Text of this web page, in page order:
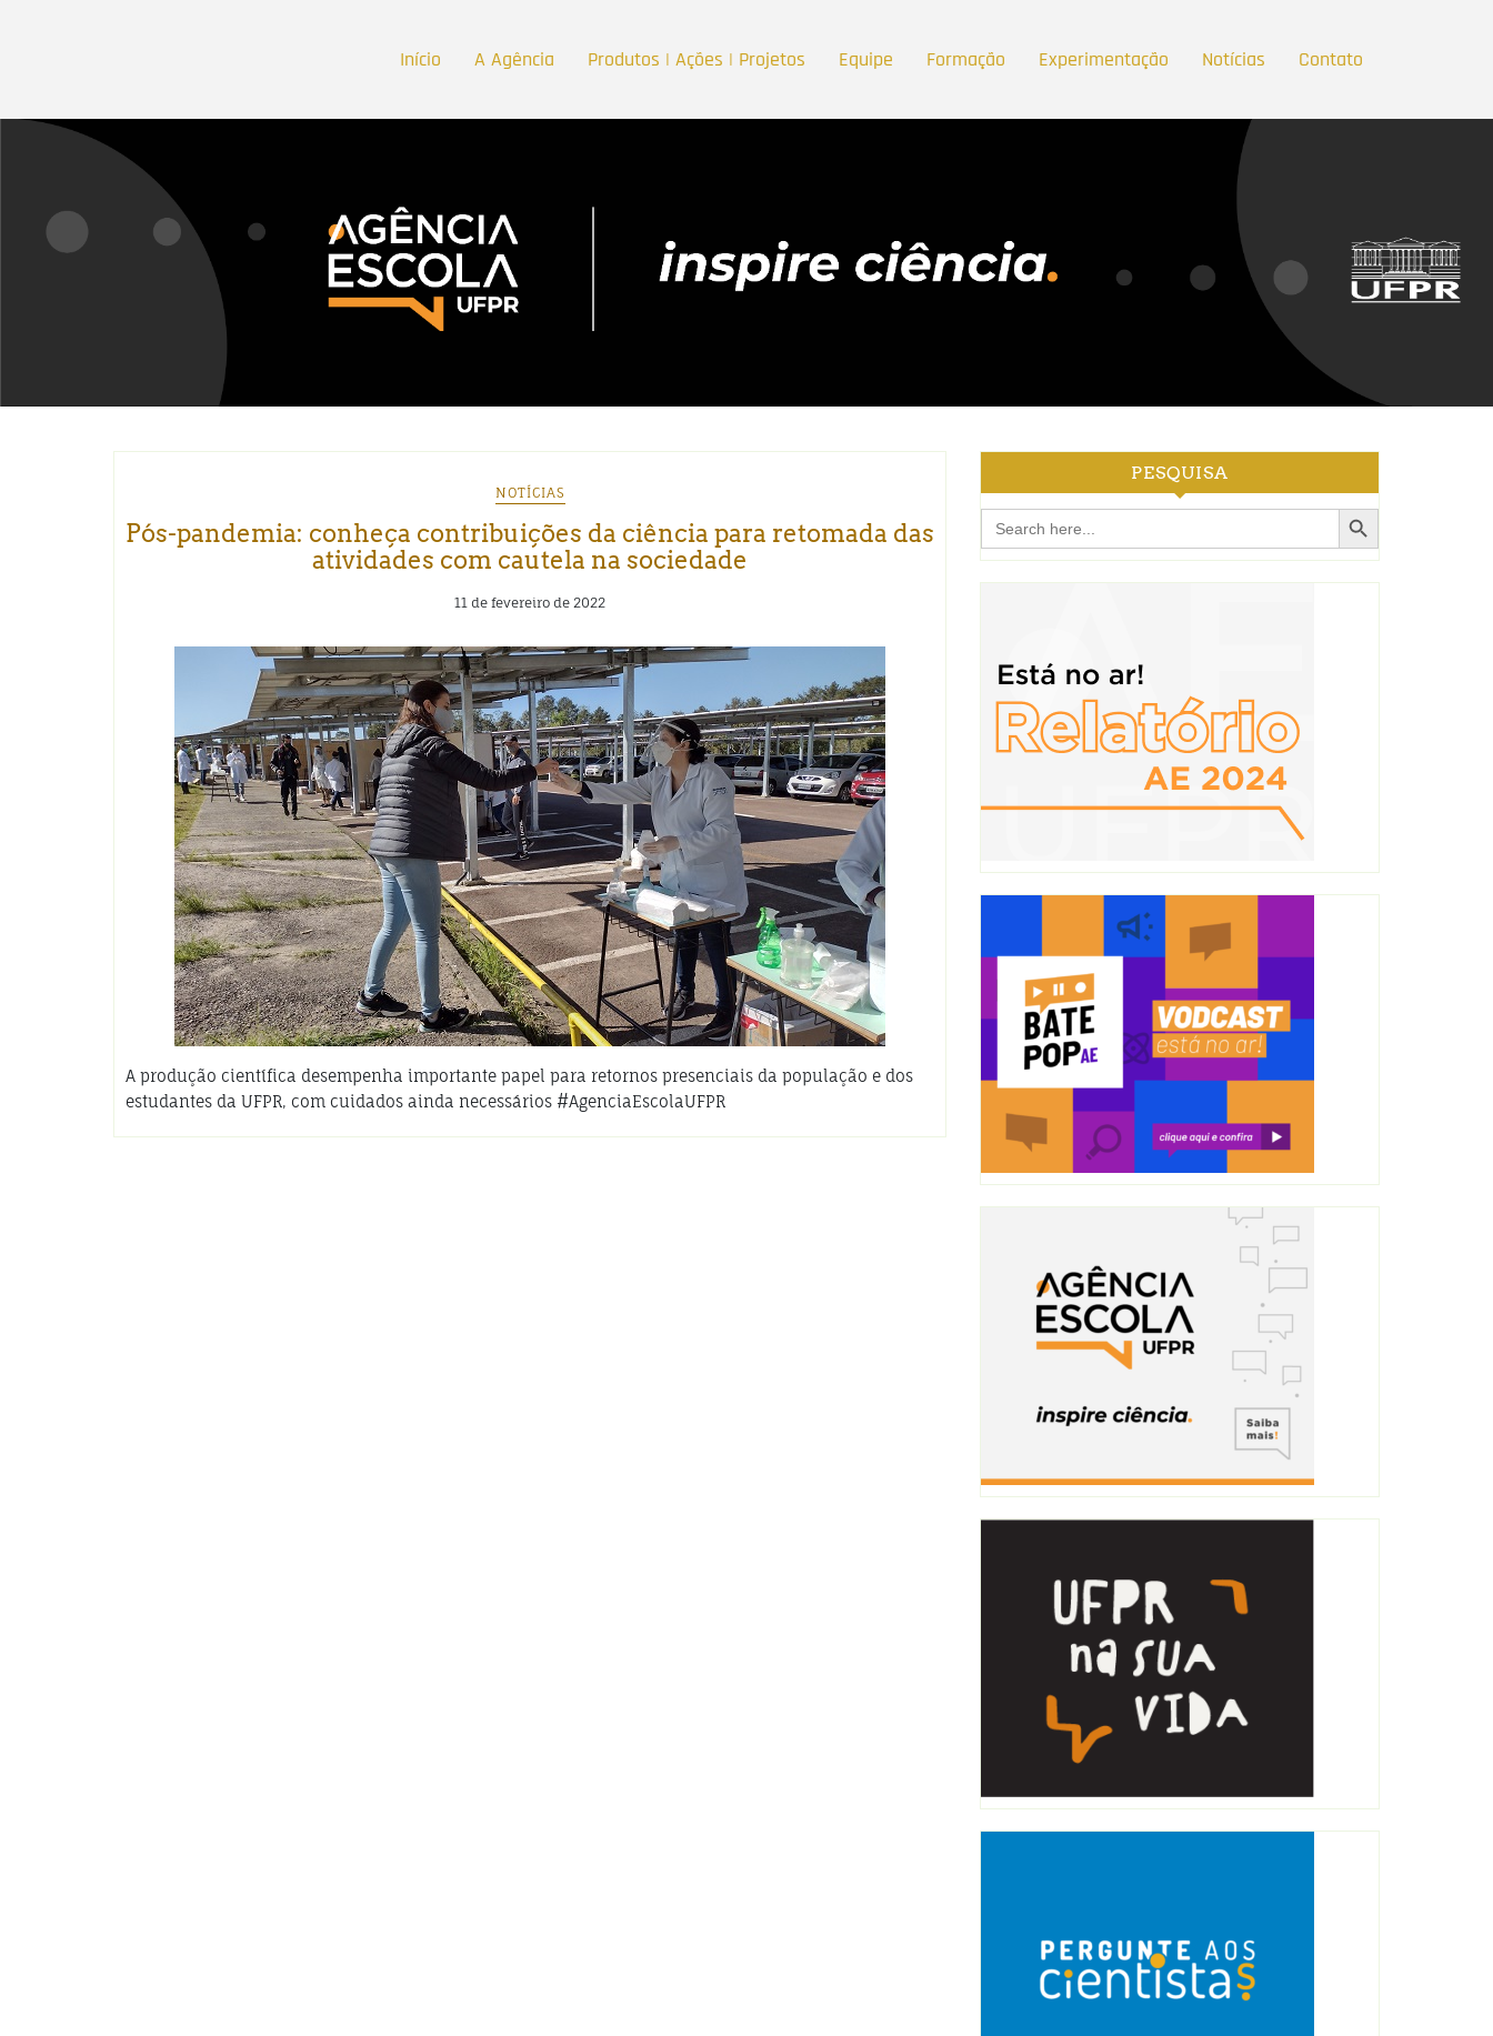
Início A Agência Produtos | Ações | Projetos Equipe Formação Experimentação Notícias Contato
NOTÍCIAS
Pós-pandemia: conheça contribuições da ciência para retomada das
atividades com cautela na sociedade
11 de fevereiro de 2022
A produção científica desempenha importante papel para retornos presenciais da população e dos
estudantes da UFPR, com cuidados ainda necessários #AgenciaEscolaUFPR
PESQUISA
Search
for:
Search Button